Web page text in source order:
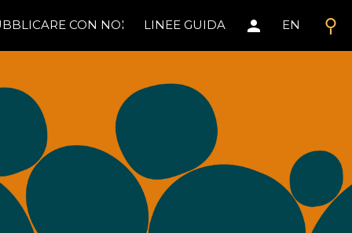
search
CON NOI LINEE GUIDA person EN